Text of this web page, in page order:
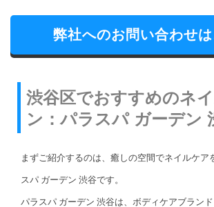
弊社へのお問い合わせ
渋谷区でおすすめのネ
ン：パラスパ ガーデン
まずご紹介するのは、癒しの空間でネイルケア
スパ ガーデン 渋谷です。
パラスパ ガーデン 渋谷は、ボディケアブランド